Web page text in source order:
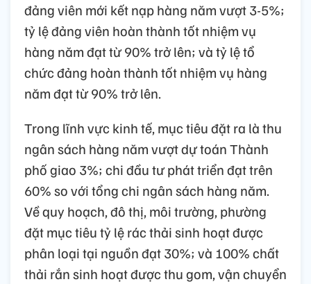
đảng viên mới kết nạp hàng năm vượt 3-5%;
tỷ lệ đảng viên hoàn thành tốt nhiệm vụ
hàng năm đạt từ 90% trở lên; và tỷ lệ tổ
chức đảng hoàn thành tốt nhiệm vụ hàng
năm đạt từ 90% trở lên.
Trong lĩnh vực kinh tế, mục tiêu đặt ra là thu
ngân sách hàng năm vượt dự toán Thành
phố giao 3%; chi đầu tư phát triển đạt trên
60% so với tổng chi ngân sách hàng năm.
Về quy hoạch, đô thị, môi trường, phường
đặt mục tiêu tỷ lệ rác thải sinh hoạt được
phân loại tại nguồn đạt 30%; và 100% chất
thải rắn sinh hoạt được thu gom, vận chuyển